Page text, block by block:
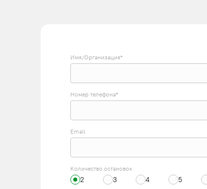
Имя/Организация*
Номер телефона*
Email
Количество остановок
2 3 4 5